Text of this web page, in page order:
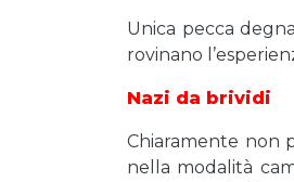
Unica pecca
rovinano
Nazi da brividi
Chiaramente non
nella modalità